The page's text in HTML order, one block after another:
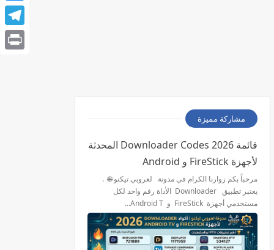
مشاركة مميزة
قائمة 2026 Downloader Codes المحدثة
لأجهزة FireStick و Android
مرحباً بكم زوارنا الكرام في مدونة لعروبي تيكنو 🌐 .
يعتبر تطبيق Downloader الأداة رقم واحد لكل
مستخدمي أجهزة FireStick و Android T…